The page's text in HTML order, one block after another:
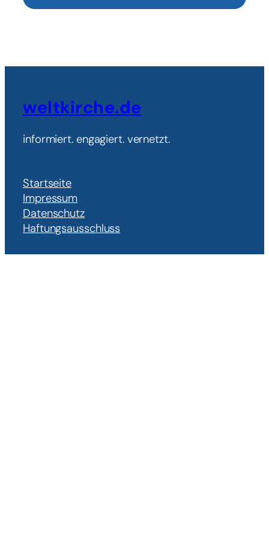
weltkirche.de
informiert. engagiert. vernetzt.
Startseite
Impressum
Datenschutz
Haftungsausschluss